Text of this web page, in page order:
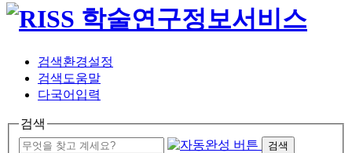
검색환경설정
검색도움말
다국어입력
검색
검색